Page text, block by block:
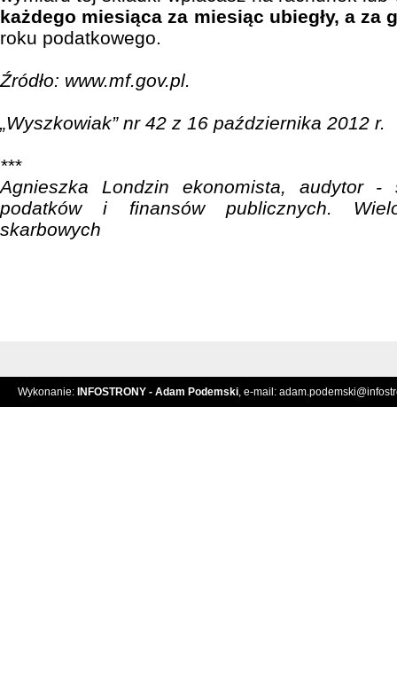
każdego miesiąca za miesiąc ubiegły, a za
roku podatkowego.
Źródło: www.mf.gov.pl.
„Wyszkowiak” nr 42 z 16 października 2012 r.
***
Agnieszka Londzin ekonomista, audytor -
podatków i finansów publicznych.
skarbowych
Wykonanie: INFOSTRONY - Adam Podemski, e-mail: